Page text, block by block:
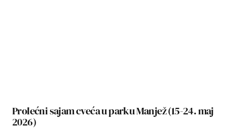
Prolećni sajam cveća u parku Manjež (15-24. maj
2026)